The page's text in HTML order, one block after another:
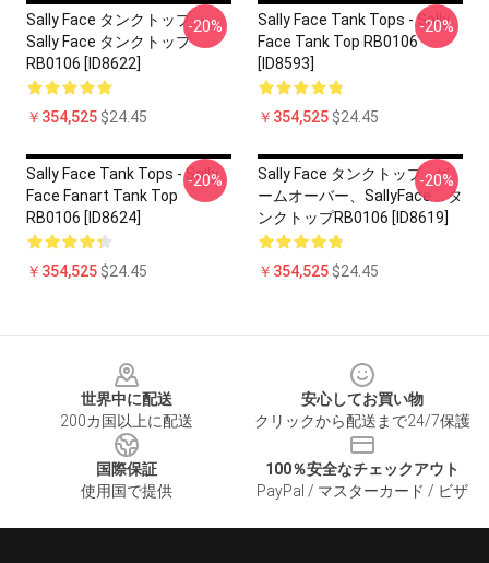
Sally Face タンクトップ ・
Sally Face タンクトップ
RB0106 [ID8622]
￥354,525$24.45
-20%
Sally Face Tank Tops - Sally
Face Tank Top RB0106
[ID8593]
￥354,525$24.45
-20%
Sally Face Tank Tops - Sally
Face Fanart Tank Top
RB0106 [ID8624]
￥354,525$24.45
-20%
Sally Face タンクトップ - ゲ
ームオーバー、SallyFace ... タ
ンクトップRB0106 [ID8619]
￥354,525$24.45
-20%
世界中に配送
200カ国以上に配送
安心してお買い物
クリックから配送まで24/7保護
国際保証
使用国で提供
100％安全なチェックアウト
PayPal / マスターカード / ビザ